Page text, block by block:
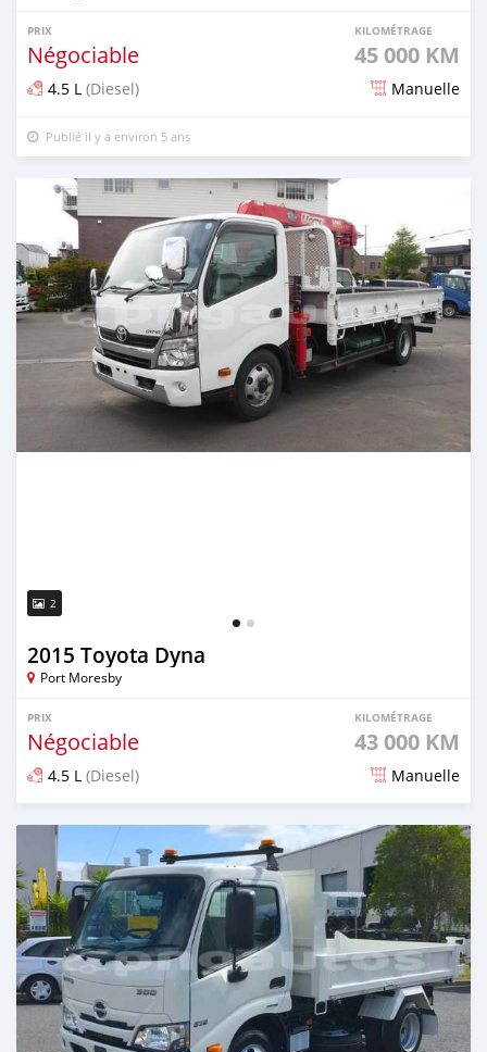
PRIX
Négociable
KILOMÉTRAGE
45 000 KM
4.5 L (Diesel) Manuelle
Publié il y a environ 5 ans
2
2015 Toyota Dyna
Port Moresby
PRIX
Négociable
KILOMÉTRAGE
43 000 KM
4.5 L (Diesel) Manuelle
Publié il y a environ 5 ans